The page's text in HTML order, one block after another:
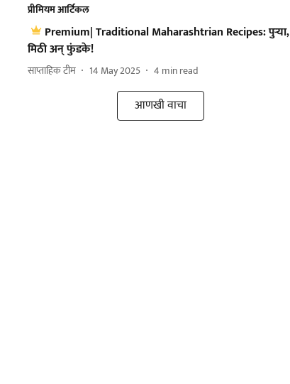
प्रीमियम आर्टिकल
Premium| Traditional Maharashtrian Recipes: पुऱ्या,
मिठी अन् फुंडके!
साप्ताहिक टीम 14 May 2025 4 min read
आणखी वाचा